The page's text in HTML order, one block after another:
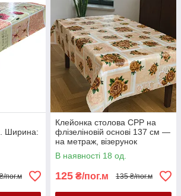
Ширина:
пог.м
Клейонка столова CPP на
флізеліновій основі 137 см —
на метраж, візерунок
«Троянди»
В наявності 18 од.
125 ₴/пог.м 135 ₴/пог.м